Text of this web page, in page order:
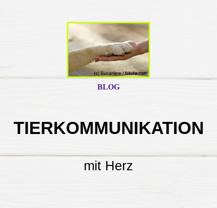
BLOG
TIERKOMMUNIKATION
mit Herz